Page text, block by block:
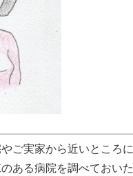
ご実家から近いところに
ある病院を調べておいた